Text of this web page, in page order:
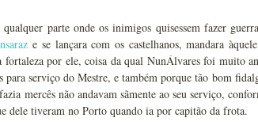
parte onde os inimigos quisessem fazer
e se lançara com os castelhanos, mandara
fortaleza por ele, coisa da qual NunÁlvares foi muito
para serviço do Mestre, e também porque tão bom
mercês não andavam sãmente ao seu serviço,
dele tiveram no Porto quando ia por capitão da frota.